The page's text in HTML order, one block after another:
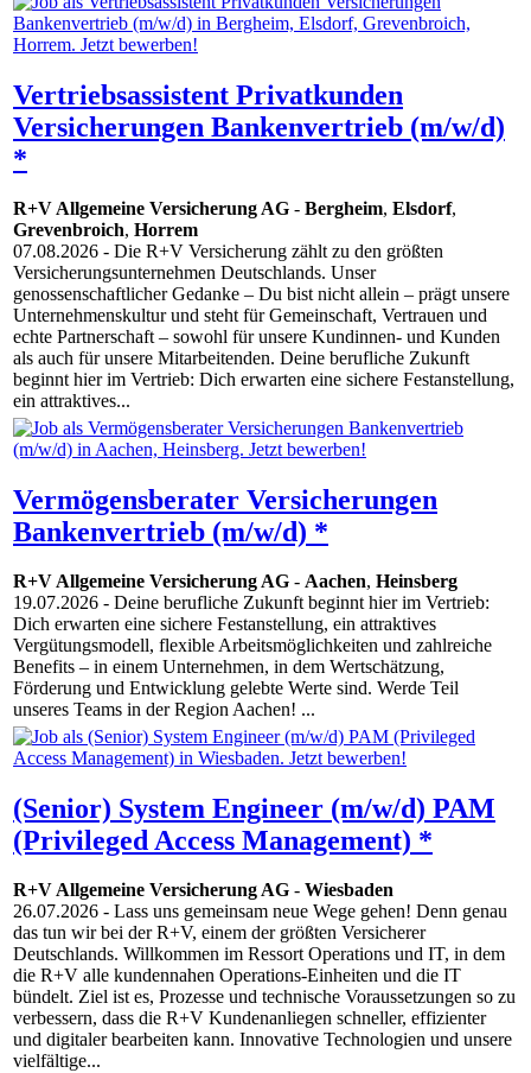
Vertriebsassistent Privatkunden
Versicherungen Bankenvertrieb (m/w/d)
*
R+V Allgemeine Versicherung AG - Bergheim, Elsdorf,
Grevenbroich, Horrem
07.08.2026 - Die R+V Versicherung zählt zu den größten
Versicherungsunternehmen Deutschlands. Unser
genossenschaftlicher Gedanke – Du bist nicht allein – prägt unsere
Unternehmenskultur und steht für Gemeinschaft, Vertrauen und
echte Partnerschaft – sowohl für unsere Kundinnen- und Kunden
als auch für unsere Mitarbeitenden. Deine berufliche Zukunft
beginnt hier im Vertrieb: Dich erwarten eine sichere Festanstellung,
ein attraktives...
Vermögensberater Versicherungen
Bankenvertrieb (m/w/d) *
R+V Allgemeine Versicherung AG - Aachen, Heinsberg
19.07.2026 - Deine berufliche Zukunft beginnt hier im Vertrieb:
Dich erwarten eine sichere Festanstellung, ein attraktives
Vergütungsmodell, flexible Arbeitsmöglichkeiten und zahlreiche
Benefits – in einem Unternehmen, in dem Wertschätzung,
Förderung und Entwicklung gelebte Werte sind. Werde Teil
unseres Teams in der Region Aachen! ...
(Senior) System Engineer (m/w/d) PAM
(Privileged Access Management) *
R+V Allgemeine Versicherung AG - Wiesbaden
26.07.2026 - Lass uns gemeinsam neue Wege gehen! Denn genau
das tun wir bei der R+V, einem der größten Versicherer
Deutschlands. Willkommen im Ressort Operations und IT, in dem
die R+V alle kundennahen Operations-Einheiten und die IT
bündelt. Ziel ist es, Prozesse und technische Voraussetzungen so zu
verbessern, dass die R+V Kundenanliegen schneller, effizienter
und digitaler bearbeiten kann. Innovative Techno­logien und unsere
vielfältige...